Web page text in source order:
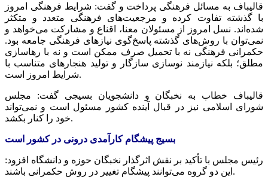
قالیباف به مسائل فرهنگی پرداخت و گفت: شرایط فرهنگی امروز
با گذشته تفاوت کرده و مرجعیت‌های فرهنگی متعدد و متکثر
شده‌اند. نسل امروز از مسئولان معنا، اقناع و مشارکت می‌خواهد و
نمی‌توان با روش‌های گذشته پاسخ‌گوی نیازهای فرهنگی جامعه بود.
حکمرانی فرهنگی نه با تحمیل صرف ممکن است و نه با رهاسازی
مطلق؛ بلکه نیازمند نوسازی سازگار و تولید هنجارهای متناسب با
شرایط امروز است.
قالیباف خطاب به نخبگان و دانشجویان بسیجی گفت: مجلس
شورای اسلامی نیز در قبال آینده کشور مسئول است و نمی‌تواند
خود را کنار بکشد.
بسیج پیشگام کارآمدی درونی در کشور است
رئیس مجلس با تأکید بر نقش اثرگذار نخبگان حوزه و دانشگاه افزود:
این دو گروه می‌توانند پیشگام تغییر در روش حکمرانی باشند.